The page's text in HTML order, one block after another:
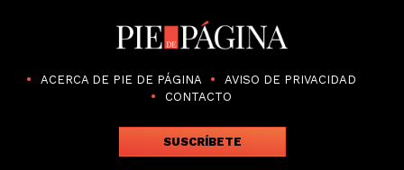
ACERCA DE PIE DE PÁGINA
AVISO DE PRIVACIDAD
CONTACTO
SUSCRÍBETE